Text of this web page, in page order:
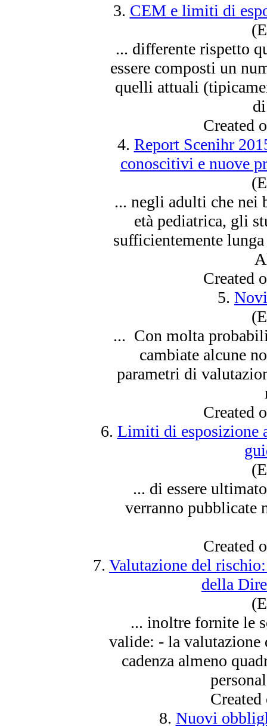
3. CEM e limiti di
... differente rispetto
essere composti un
quelli attuali
Created
4. Report Scenihr
conoscitivi e nuove
... negli adulti che nei
età pediatrica, gli
sufficientemente
Created
5.
... Con molta
cambiate alcune
parametri di
Created
6. Limiti di esposizione
... di essere
verranno pubblicate
Created
7. Valutazione del
della
... inoltre fornite le
valide: - la
cadenza almeno
8. Nuovi